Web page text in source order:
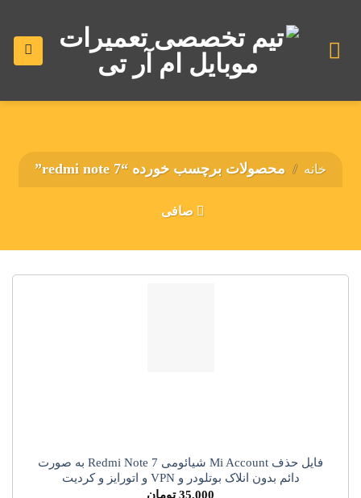
محتوا
خانه / محصولات برچسب خورده “redmi note 7”
صافی
فایل حذف Mi Account شیائومی Redmi Note 7 به صورت
دائم بدون انلاک بوتلودر و VPN و اتورایز و کردیت
35,000 تومان